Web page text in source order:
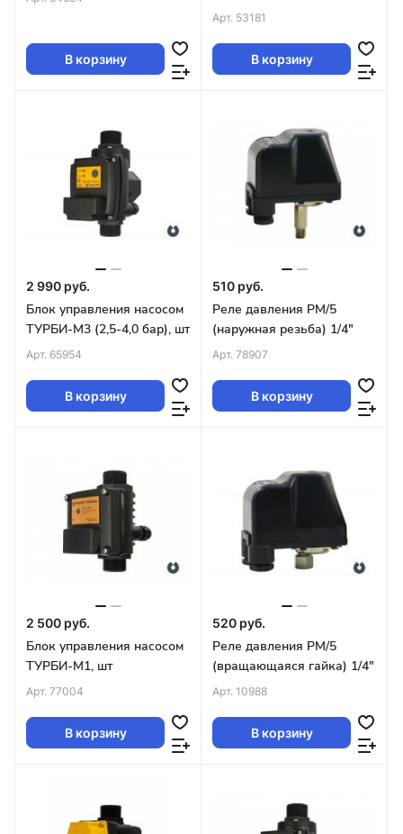
В корзину
Арт. 53181
В корзину
2 990 руб.
Блок управления насосом
ТУРБИ-М3 (2,5-4,0 бар), шт
Арт. 65954
В корзину
510 руб.
Реле давления РМ/5
(наружная резьба) 1/4"
Арт. 78907
В корзину
2 500 руб.
Блок управления насосом
ТУРБИ-М1, шт
Арт. 77004
В корзину
520 руб.
Реле давления РМ/5
(вращающаяся гайка) 1/4"
Арт. 10988
В корзину